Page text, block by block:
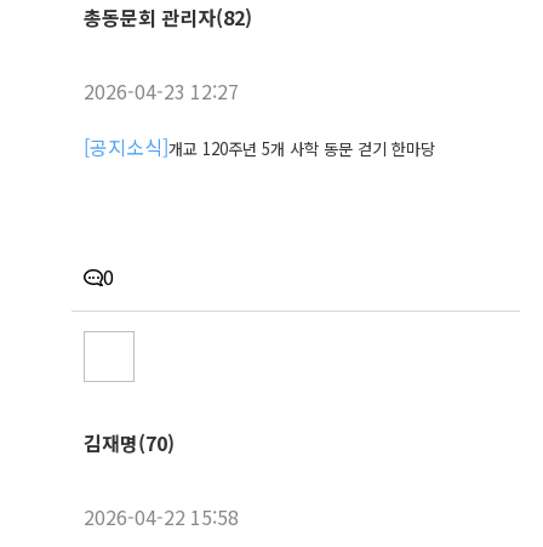
총동문회 관리자(82)
2026-04-23 12:27
[공지소식]개교 120주년 5개 사학 동문 걷기 한마당
0
김재명(70)
2026-04-22 15:58